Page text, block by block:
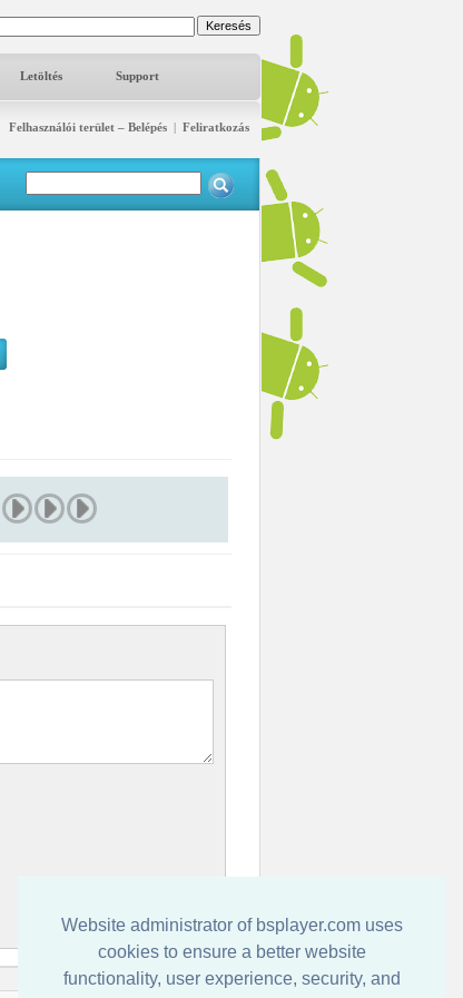
Website administrator of bsplayer.com uses
cookies to ensure a better website
functionality, user experience, security, and
Letöltés Support
Felhasználói terület – Belépés | Feliratkozás